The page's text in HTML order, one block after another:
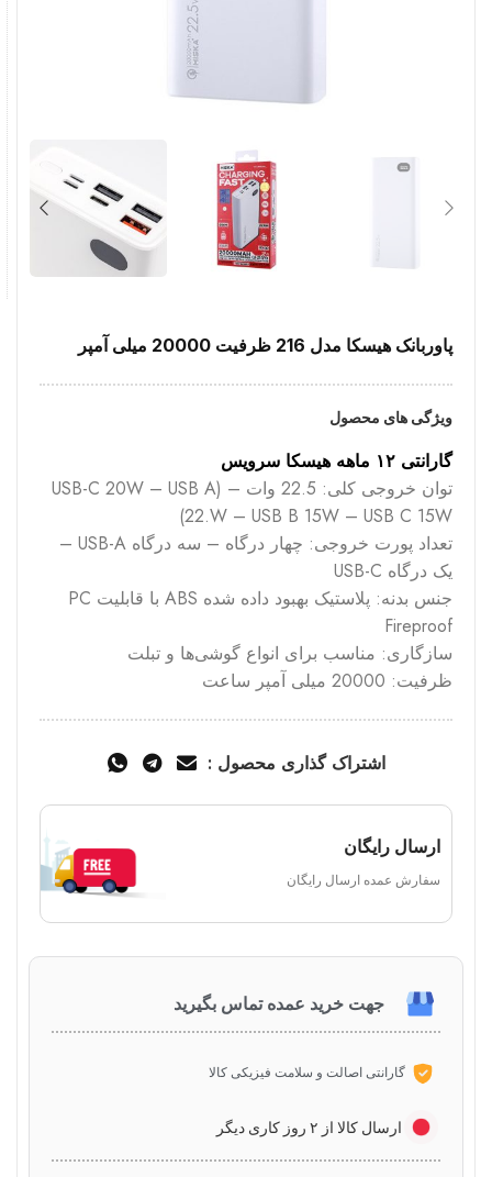
پاوربانک هیسکا مدل 216 ظرفیت 20000 میلی آمپر
ویژگی های محصول
گارانتی ۱۲ ماهه هیسکا سرویس
توان خروجی کلی: 22.5 وات – (USB-C 20W – USB A
22.W – USB B 15W – USB C 15W)
تعداد پورت خروجی: چهار درگاه – سه درگاه USB-A –
یک درگاه USB-C
جنس بدنه: پلاستیک بهبود داده شده ABS با قابلیت PC
Fireproof
سازگاری: مناسب برای انواع گوشی‌ها و تبلت‌
ظرفیت: 20000 میلی آمپر ساعت
اشتراک گذاری محصول :
ارسال رایگان
سفارش عمده ارسال رایگان
جهت خرید عمده تماس بگیرید
گارانتی اصالت و سلامت فیزیکی کالا
ارسال کالا از ۲ روز کاری دیگر